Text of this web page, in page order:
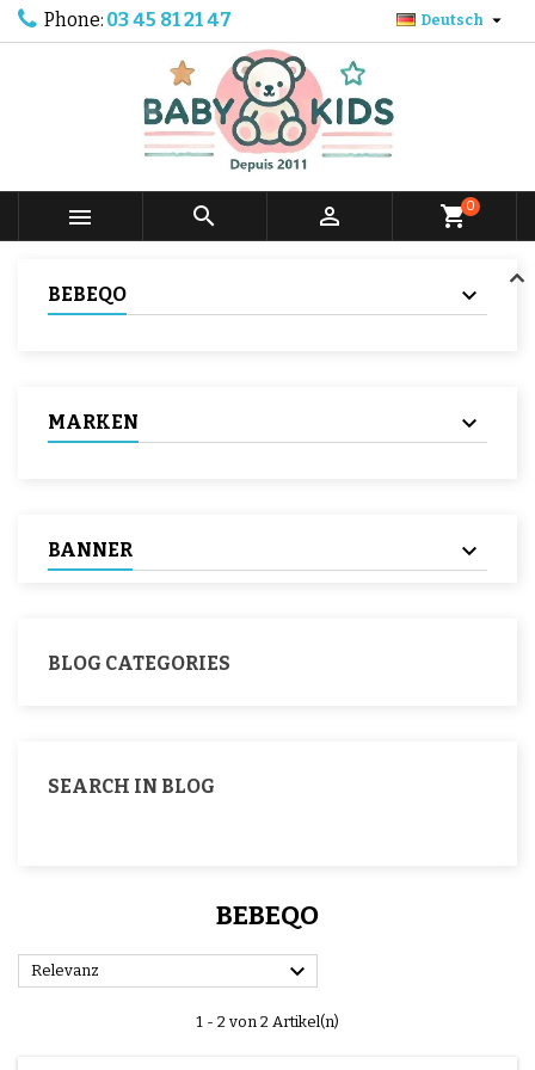
Phone: 03 45 81 21 47 Deutsch 
   shopping_cart0
BEBEQO
MARKEN
BANNER
BLOG CATEGORIES
SEARCH IN BLOG
BEBEQO
Relevanz 
1 - 2 von 2 Artikel(n)